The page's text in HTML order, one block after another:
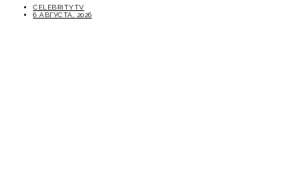
CELEBRITYTV
6 АВГУСТА, 2026